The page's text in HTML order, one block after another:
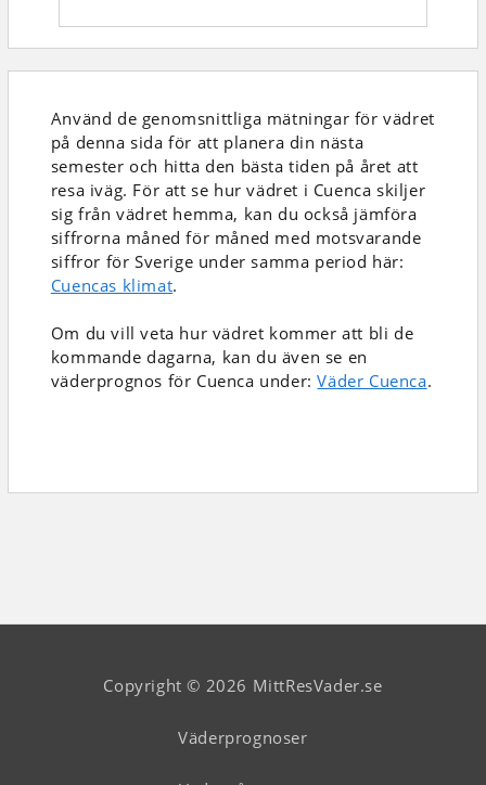
Använd de genomsnittliga mätningar för vädret
på denna sida för att planera din nästa
semester och hitta den bästa tiden på året att
resa iväg. För att se hur vädret i Cuenca skiljer
sig från vädret hemma, kan du också jämföra
siffrorna måned för måned med motsvarande
siffror för Sverige under samma period här:
Cuencas klimat.
Om du vill veta hur vädret kommer att bli de
kommande dagarna, kan du även se en
väderprognos för Cuenca under:Väder Cuenca.
Copyright © 2026 MittResVader.se
Väderprognoser